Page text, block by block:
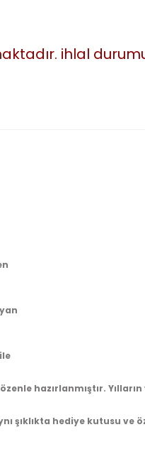
ihlal
hazırlanmıştır.
şıklıkta hediye kutusu ve